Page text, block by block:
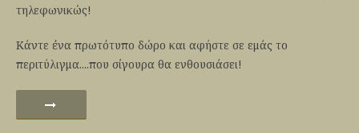
τηλεφωνικώς!
Κάντε ένα πρωτότυπο δώρο και αφήστε σε εμάς το
περιτύλιγμα....που σίγουρα θα ενθουσιάσει!